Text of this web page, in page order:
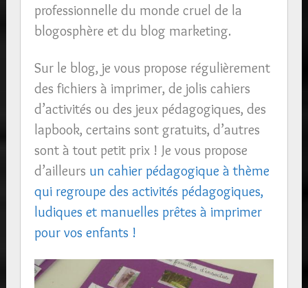
professionnelle du monde cruel de la
blogosphère et du blog marketing.
Sur le blog, je vous propose régulièrement
des fichiers à imprimer, de jolis cahiers
d’activités ou des jeux pédagogiques, des
lapbook, certains sont gratuits, d’autres
sont à tout petit prix ! Je vous propose
d’ailleurs un cahier pédagogique à thème
qui regroupe des activités pédagogiques,
ludiques et manuelles prêtes à imprimer
pour vos enfants !